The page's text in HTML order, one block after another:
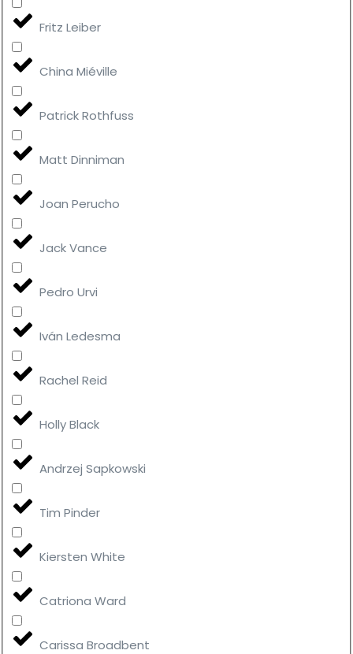
Fritz Leiber
China Miéville
Patrick Rothfuss
Matt Dinniman
Joan Perucho
Jack Vance
Pedro Urvi
Iván Ledesma
Rachel Reid
Holly Black
Andrzej Sapkowski
Tim Pinder
Kiersten White
Catriona Ward
Carissa Broadbent